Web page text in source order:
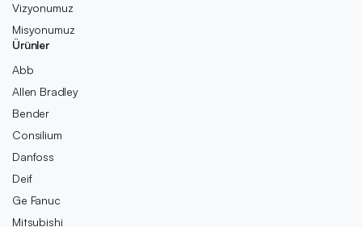
Vizyonumuz
Misyonumuz
Ürünler
Abb
Allen Bradley
Bender
Consilium
Danfoss
Deif
Ge Fanuc
Mitsubishi